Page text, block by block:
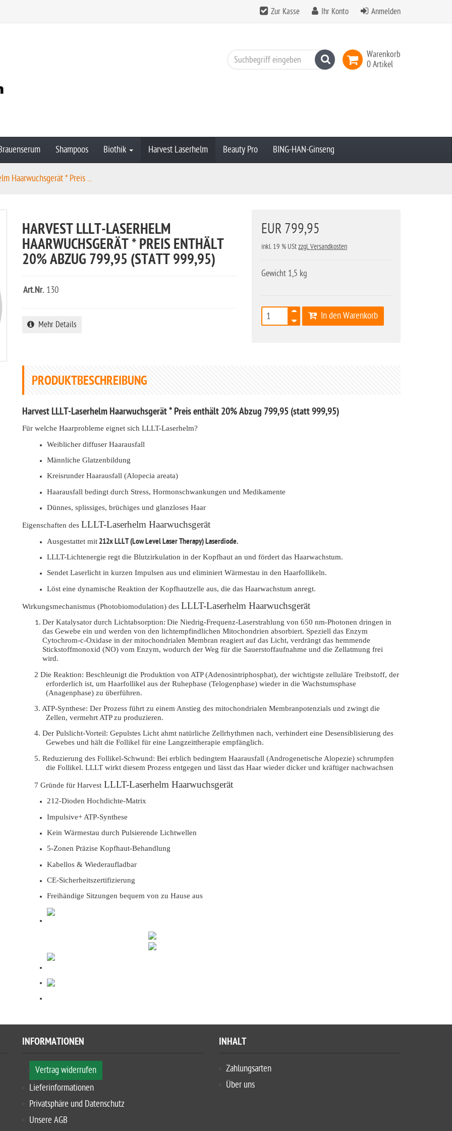
Zur Kasse Ihr Konto Anmelden
Warenkorb
0 Artikel
Suchen
Shampoos Biothik Harvest Laserhelm Beauty Pro BING-HAN-Ginseng
Haarwuchsgerät * Preis ...
EUR 799,95
inkl. 19 % UStzzgl. Versandkosten
Gewicht 1,5 kg
In den Warenkorb
HARVEST LLLT-LASERHELM
HAARWUCHSGERÄT * PREIS ENTHÄLT
20% ABZUG 799,95 (STATT 999,95)
Art.Nr. 130
Mehr Details
PRODUKTBESCHREIBUNG
Harvest LLLT-Laserhelm Haarwuchsgerät * Preis enthält 20% Abzug 799,95 (statt 999,95)
Für welche Haarprobleme eignet sich LLLT-Laserhelm?
Weiblicher diffuser Haarausfall
Männliche Glatzenbildung
Kreisrunder Haarausfall (Alopecia areata)
Haarausfall bedingt durch Stress, Hormonschwankungen und Medikamente
Dünnes, splissiges, brüchiges und glanzloses Haar
Eigenschaften des LLLT-Laserhelm Haarwuchsgerät
Ausgestattet mit 212x LLLT (Low Level Laser Therapy) Laserdiode.
LLLT-Lichtenergie regt die Blutzirkulation in der Kopfhaut an und fördert das Haarwachstum.
Sendet Laserlicht in kurzen Impulsen aus und eliminiert Wärmestau in den Haarfollikeln.
Löst eine dynamische Reaktion der Kopfhautzelle aus, die das Haarwachstum anregt.
Wirkungsmechanismus (Photobiomodulation) des LLLT-Laserhelm Haarwuchsgerät
Der Katalysator durch Lichtabsorption: Die Niedrig-Frequenz-Laserstrahlung von 650 nm-Photonen dringen in
das Gewebe ein und werden von den lichtempfindlichen Mitochondrien absorbiert. Speziell das Enzym
Cytochrom-c-Oxidase in der mitochondrialen Membran reagiert auf das Licht, verdrängt das hemmende
Stickstoffmonoxid (NO) vom Enzym, wodurch der Weg für die Sauerstoffaufnahme und die Zellatmung frei
wird.
2 Die Reaktion: Beschleunigt die Produktion von ATP (Adenosintriphosphat), der wichtigste zelluläre Treibstoff, der
erforderlich ist, um Haarfollikel aus der Ruhephase (Telogenphase) wieder in die Wachstumsphase
(Anagenphase) zu überführen.
3. ATP-Synthese: Der Prozess führt zu einem Anstieg des mitochondrialen Membranpotenzials und zwingt die
Zellen, vermehrt ATP zu produzieren.
4. Der Pulslicht-Vorteil: Gepulstes Licht ahmt natürliche Zellrhythmen nach, verhindert eine Desensiblisierung des
Gewebes und hält die Follikel für eine Langzeittherapie empfänglich.
5. Reduzierung des Follikel-Schwund: Bei erblich bedingtem Haarausfall (Androgenetische Alopezie) schrumpfen
die Follikel. LLLT wirkt diesem Prozess entgegen und lässt das Haar wieder dicker und kräftiger nachwachsen
7 Gründe für Harvest LLLT-Laserhelm Haarwuchsgerät
212-Dioden Hochdichte-Matrix
Impulsive+ ATP-Synthese
Kein Wärmestau durch Pulsierende Lichtwellen
5-Zonen Präzise Kopfhaut-Behandlung
Kabellos & Wiederaufladbar
CE-Sicherheitszertifizierung
Freihändige Sitzungen bequem von zu Hause aus
INFORMATIONEN
Vertrag widerrufen
Lieferinformationen
Privatsphäre und Datenschutz
Unsere AGB
INHALT
Zahlungsarten
Über uns